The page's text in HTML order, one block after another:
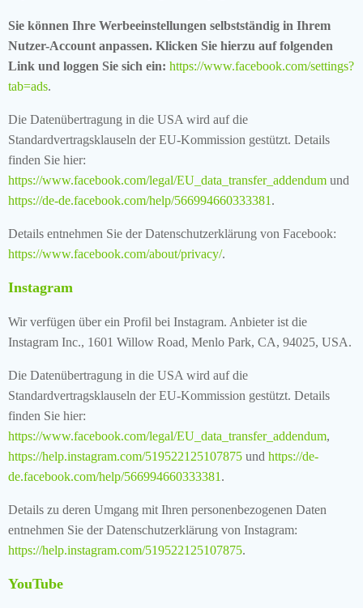
Sie können Ihre Werbeeinstellungen selbstständig in Ihrem
Nutzer-Account anpassen. Klicken Sie hierzu auf folgenden
Link und loggen Sie sich ein: https://www.facebook.com/settings?
tab=ads.
Die Datenübertragung in die USA wird auf die
Standardvertragsklauseln der EU-Kommission gestützt. Details
finden Sie hier:
https://www.facebook.com/legal/EU_data_transfer_addendum und
https://de-de.facebook.com/help/566994660333381 .
Details entnehmen Sie der Datenschutzerklärung von Facebook:
https://www.facebook.com/about/privacy/.
Instagram
Wir verfügen über ein Profil bei Instagram. Anbieter ist die
Instagram Inc., 1601 Willow Road, Menlo Park, CA, 94025, USA.
Die Datenübertragung in die USA wird auf die
Standardvertragsklauseln der EU-Kommission gestützt. Details
finden Sie hier:
https://www.facebook.com/legal/EU_data_transfer_addendum,
https://help.instagram.com/519522125107875 und https://de-
de.facebook.com/help/566994660333381 .
Details zu deren Umgang mit Ihren personenbezogenen Daten
entnehmen Sie der Datenschutzerklärung von Instagram:
https://help.instagram.com/519522125107875.
YouTube